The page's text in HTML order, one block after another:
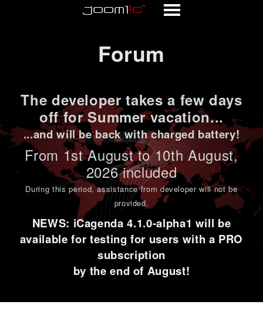
Forum
The developer takes a few days
off for Summer vacation...
...and will be back with charged battery!
From 1stAugust to 10th August,
2026 included
During this period,assistance from developer will not be
provided.
NEWS: iCagenda 4.1.0-alpha1 will be
available for testing for users with a PRO
subscription
by the end of August!